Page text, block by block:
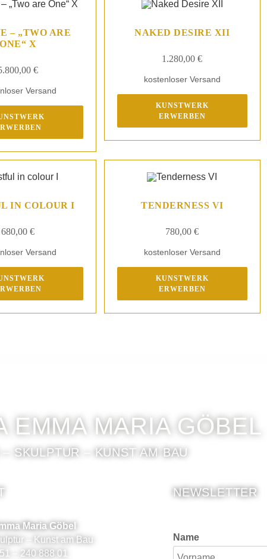
– „TWO ARE
ONE“ X
€
Versand
NAKED DESIRE XII
1.280,00€
kostenloser Versand
KUNSTWERK
ERWERBEN
IN COLOUR I
680,00€
Versand
TENDERNESS VI
780,00€
kostenloser Versand
KUNSTWERK
ERWERBEN
EMMA MARIA GÖBEL
SKULPTUR – KUNST AM BAU
Maria Göbel
– Kunst am Bau
– 240 888 01
NEWSLETTER
Name